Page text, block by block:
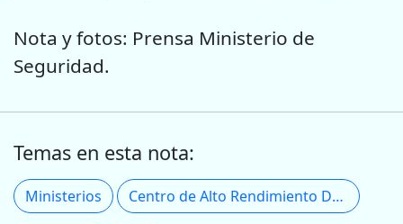
Nota y fotos: Prensa Ministerio de
Seguridad.
Temas en esta nota:
Ministerios Centro de Alto Rendimiento Deportivo